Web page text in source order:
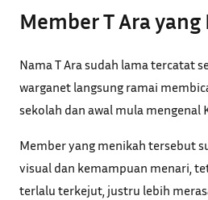
Member T Ara
Nama T Ara sudah lama tercatat
warganet langsung ramai
sekolah dan awal mula mengenal
Member yang menikah tersebut
visual dan kemampuan menari,
terlalu terkejut, justru lebih